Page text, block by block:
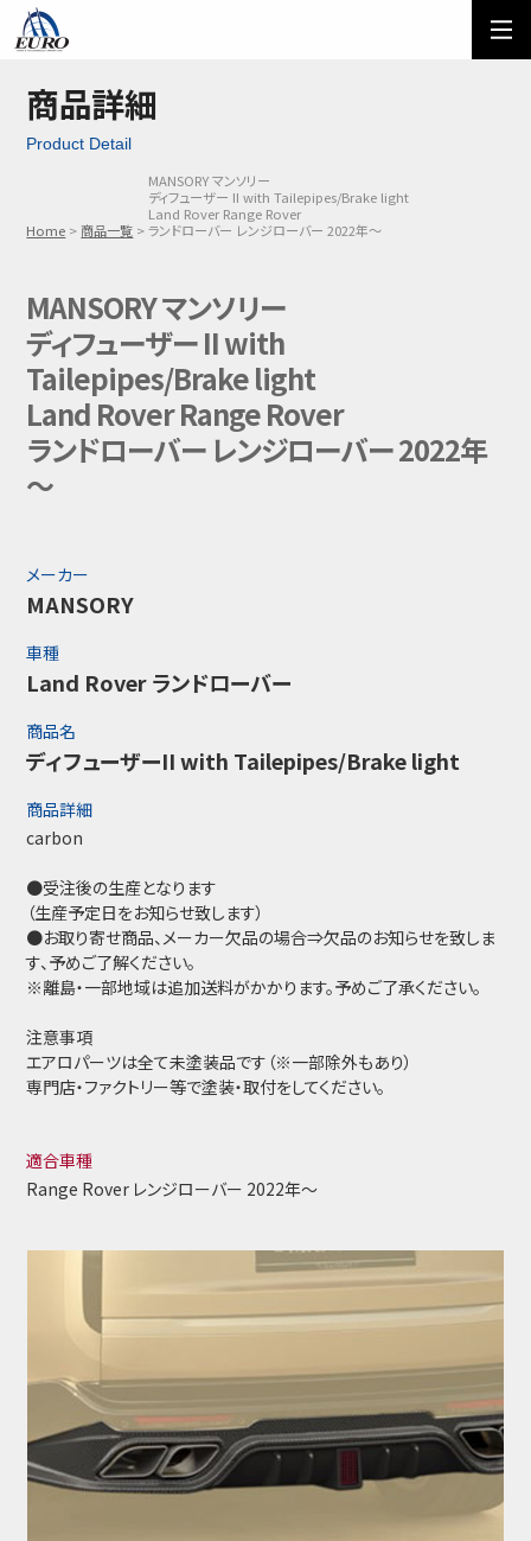
ご利用方法
メール問い合わせ
商品詳細
Product Detail
Home 商品一覧
MANSORY マンソリー
ディフューザー II with Tailepipes/Brake light
Land Rover Range Rover
ランドローバー レンジローバー 2022年～
MANSORY マンソリー
ディフューザー II with
Tailepipes/Brake light
Land Rover Range Rover
ランドローバー レンジローバー 2022年
～
メーカー
MANSORY
車種
Land Rover ランドローバー
商品名
ディフューザーII with Tailepipes/Brake light
商品詳細
carbon
●受注後の生産となります
（生産予定日をお知らせ致します）
●お取り寄せ商品、メーカー欠品の場合⇒欠品のお知らせを致しま
す、予めご了解ください。
※離島・一部地域は追加送料がかかります。予めご了承ください。
注意事項
エアロパーツは全て未塗装品です（※一部除外もあり）
専門店・ファクトリー等で塗装・取付をしてください。
適合車種
Range Rover レンジローバー 2022年～